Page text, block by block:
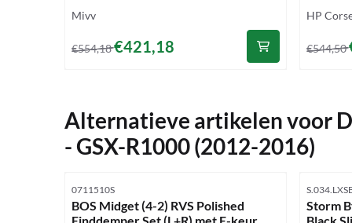
Merk:
Mivv
Van 554,18 voor 421,18
€554,18€421,18
Merk:
HP
Van
€544,50
Alternatieve artikelen voor
- GSX-R1000 (2012-2016)
Artikelnummer
0711510S
BOS Midget (4-2) RVS Polished
Storm